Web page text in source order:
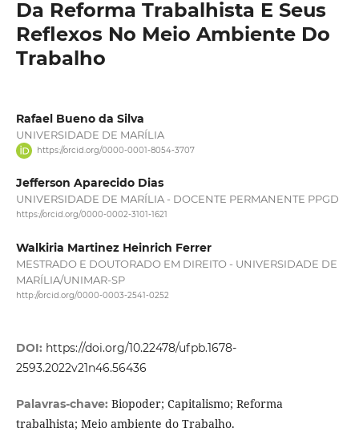
Da Reforma Trabalhista E Seus
Reflexos No Meio Ambiente Do
Trabalho
Rafael Bueno da Silva
UNIVERSIDADE DE MARÍLIA
https://orcid.org/0000-0001-8054-3707
Jefferson Aparecido Dias
UNIVERSIDADE DE MARÍLIA - DOCENTE PERMANENTE PPGD
https://orcid.org/0000-0002-3101-1621
Walkiria Martinez Heinrich Ferrer
MESTRADO E DOUTORADO EM DIREITO - UNIVERSIDADE DE
MARÍLIA/UNIMAR-SP
http://orcid.org/0000-0003-2541-0252
DOI: https://doi.org/10.22478/ufpb.1678-
2593.2022v21n46.56436
Palavras-chave: Biopoder; Capitalismo; Reforma
trabalhista; Meio ambiente do Trabalho.